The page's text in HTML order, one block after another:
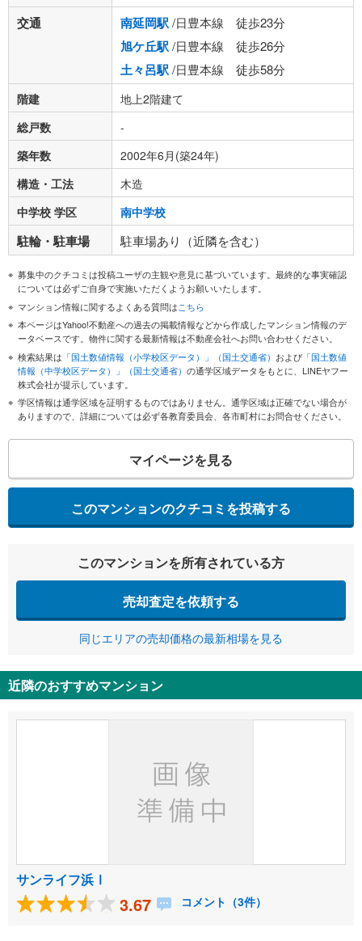
交通 南延岡駅/日豊本線 徒歩23分
旭ケ丘駅/日豊本線 徒歩26分
土々呂駅/日豊本線 徒歩58分
階建
地上2階建て
総戸数
-
築年数
2002年6月(築24年)
構造・工法
木造
中学校 学区
南中学校
駐輪・駐車場 駐車場あり（近隣を含む）
募集中のクチコミは投稿ユーザの主観や意見に基づいています。最終的な事実確認
については必ずご自身で実施いただくようお願いいたします。
マンション情報に関するよくある質問はこちら
本ページはYahoo!不動産への過去の掲載情報などから作成したマンション情報のデ
ータベースです。物件に関する最新情報は不動産会社へお問い合わせください。
検索結果は 「国土数値情報（小学校区データ）」（国土交通省） および 「国土数値
情報（中学校区データ）」（国土交通省） の通学区域データをもとに、LINEヤフー
株式会社が提示しています。
学区情報は通学区域を証明するものではありません。通学区域は正確でない場合が
ありますので、詳細については必ず各教育委員会、各市町村にお問合せください。
マイページを見る
このマンションのクチコミを投稿する
このマンションを所有されている方
売却査定を依頼する
同じエリアの売却価格の最新相場を見る
近隣のおすすめマンション
サンライフ浜Ⅰ
3.67 コメント（3件）